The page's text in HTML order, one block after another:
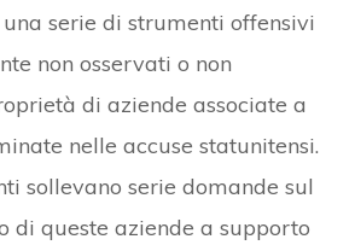
serie di strumenti offensivi
non osservati o non
di aziende associate a
nelle accuse statunitensi.
sollevano serie domande sul
di queste aziende a supporto